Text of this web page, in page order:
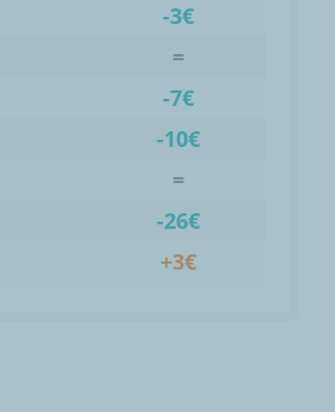
-3€
=
-7€
-10€
=
-26€
+3€